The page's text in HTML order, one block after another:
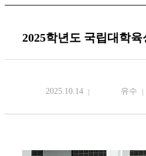
2025학년도 국립대학
2025.10.14 유수